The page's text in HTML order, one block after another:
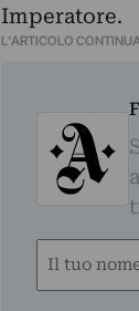
Imperatore.
L'ARTICOLO
Nome